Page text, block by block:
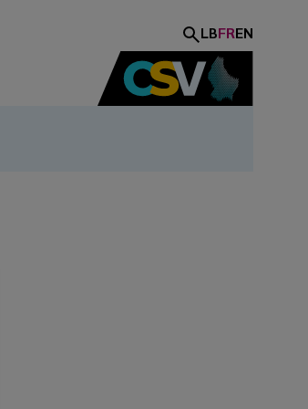
LBFREN